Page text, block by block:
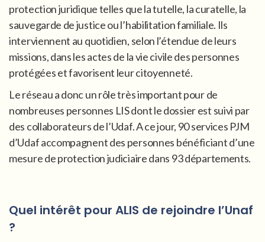
protection juridique telles que la tutelle, la curatelle, la
sauvegarde de justice ou l’habilitation familiale. Ils
interviennent au quotidien, selon l’étendue de leurs
missions, dans les actes de la vie civile des personnes
protégées et favorisent leur citoyenneté.
Le réseau a donc un rôle très important pour de
nombreuses personnes LIS dont le dossier est suivi par
des collaborateurs de l’Udaf. A ce jour, 90 services PJM
d’Udaf accompagnent des personnes bénéficiant d’une
mesure de protection judiciaire dans 93 départements.
Quel intérêt pour ALIS de rejoindre l’Unaf
?